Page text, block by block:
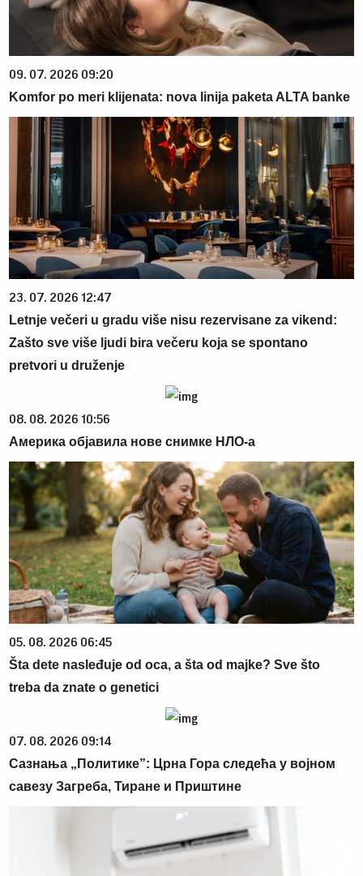
09. 07. 2026 09:20
Komfor po meri klijenata: nova linija paketa ALTA banke
23. 07. 2026 12:47
Letnje večeri u gradu više nisu rezervisane za vikend:
Zašto sve više ljudi bira večeru koja se spontano
pretvori u druženje
08. 08. 2026 10:56
Америка објавила нове снимке НЛО-а
05. 08. 2026 06:45
Šta dete nasleđuje od oca, a šta od majke? Sve što
treba da znate o genetici
07. 08. 2026 09:14
Сазнања „Политике”: Црна Гора следећа у војном
савезу Загреба, Тиране и Приштине